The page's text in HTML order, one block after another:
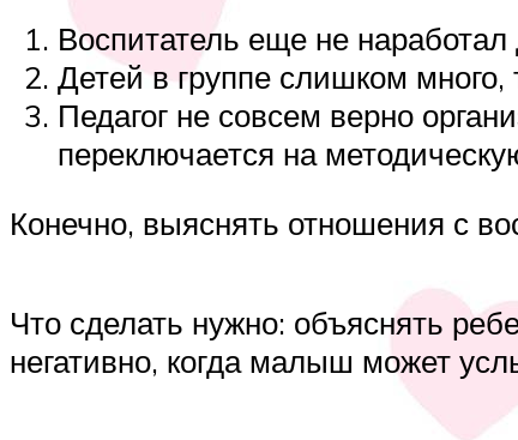
Воспитатель еще не наработал
Детей в группе слишком много,
Педагог не совсем верно
переключается на
Конечно, выяснять отношения с
Что сделать нужно: объяснять
негативно, когда малыш может